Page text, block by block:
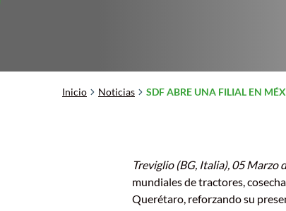
Inicio Noticias SDF ABRE UNA FILIAL EN
Treviglio (BG, Italia), 05 Marzo
mundiales de tractores,
Querétaro, reforzando su